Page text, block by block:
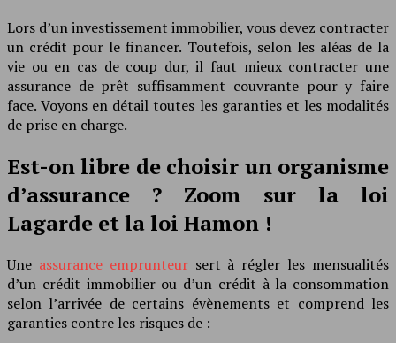
Lors d’un investissement immobilier, vous devez contracter
un crédit pour le financer. Toutefois, selon les aléas de la
vie ou en cas de coup dur, il faut mieux contracter une
assurance de prêt suffisamment couvrante pour y faire
face. Voyons en détail toutes les garanties et les modalités
de prise en charge.
Est-on libre de choisir un organisme
d’assurance ? Zoom sur la loi
Lagarde et la loi Hamon !
Une assurance emprunteursert à régler les mensualités
d’un crédit immobilier ou d’un crédit à la consommation
selon l’arrivée de certains évènements et comprend les
garanties contre les risques de :